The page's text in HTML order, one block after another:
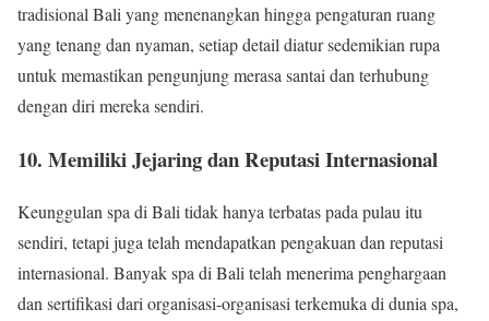
tradisional Bali yang menenangkan hingga pengaturan ruang
yang tenang dan nyaman, setiap detail diatur sedemikian rupa
untuk memastikan pengunjung merasa santai dan terhubung
dengan diri mereka sendiri.
10. Memiliki Jejaring dan Reputasi Internasional
Keunggulan spa di Bali tidak hanya terbatas pada pulau itu
sendiri, tetapi juga telah mendapatkan pengakuan dan reputasi
internasional. Banyak spa di Bali telah menerima penghargaan
dan sertifikasi dari organisasi-organisasi terkemuka di dunia spa,